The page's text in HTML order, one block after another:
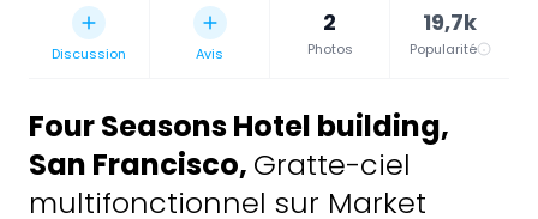
Discussion Avis
2
Photos
19,7k
Popularité
Four Seasons Hotel building,
San Francisco, Gratte-ciel
multifonctionnel sur Market